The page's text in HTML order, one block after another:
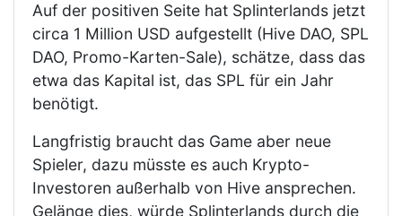
Auf der positiven Seite hat Splinterlands jetzt
circa 1 Million USD aufgestellt (Hive DAO, SPL
DAO, Promo-Karten-Sale), schätze, dass das
etwa das Kapital ist, das SPL für ein Jahr
benötigt.
Langfristig braucht das Game aber neue
Spieler, dazu müsste es auch Krypto-
Investoren außerhalb von Hive ansprechen.
Gelänge dies, würde Splinterlands durch die